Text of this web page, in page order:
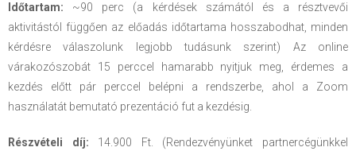
Időtartam: ~90 perc (a kérdések számától és a résztvevői
aktivitástól függően az előadás időtartama hosszabodhat, minden
kérdésre válaszolunk legjobb tudásunk szerint) Az online
várakozószobát 15 perccel hamarabb nyitjuk meg, érdemes a
kezdés előtt pár perccel belépni a rendszerbe, ahol a Zoom
használatát bemutató prezentáció fut a kezdésig.
Részvételi díj: 14.900 Ft. (Rendezvényünket partnercégünkkel